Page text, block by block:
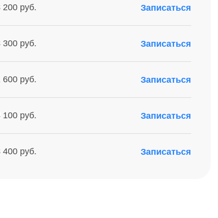
200 руб. Записаться
300 руб. Записаться
600 руб. Записаться
100 руб. Записаться
400 руб. Записаться